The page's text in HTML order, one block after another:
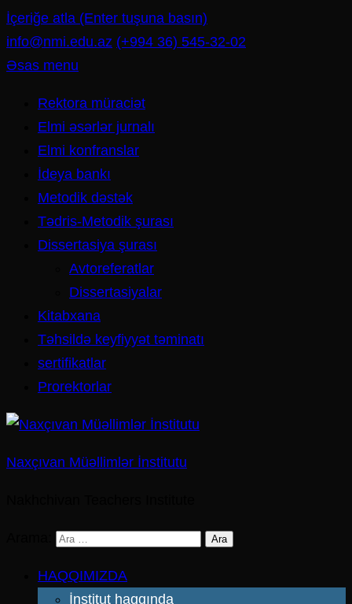
İçeriğe atla (Enter tuşuna basın)
info@nmi.edu.az (+994 36) 545-32-02
Əsas menu
Rektora müraciət
Elmi əsərlər jurnalı
Elmi konfranslar
İdeya bankı
Metodik dəstək
Tədris-Metodik şurası
Dissertasiya şurası
Avtoreferatlar
Dissertasiyalar
Kitabxana
Təhsildə keyfiyyət təminatı
sertifikatlar
Prorektorlar
Naxçıvan Müəllimlər İnstitutu
HAQQIMIZDA
İnstitut haqqında